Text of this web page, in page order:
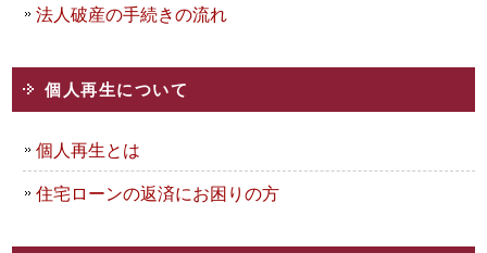
法人破産の手続きの流れ
個人再生について
個人再生とは
住宅ローンの返済にお困りの方